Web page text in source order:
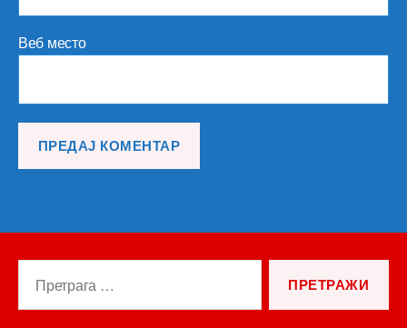
Веб место